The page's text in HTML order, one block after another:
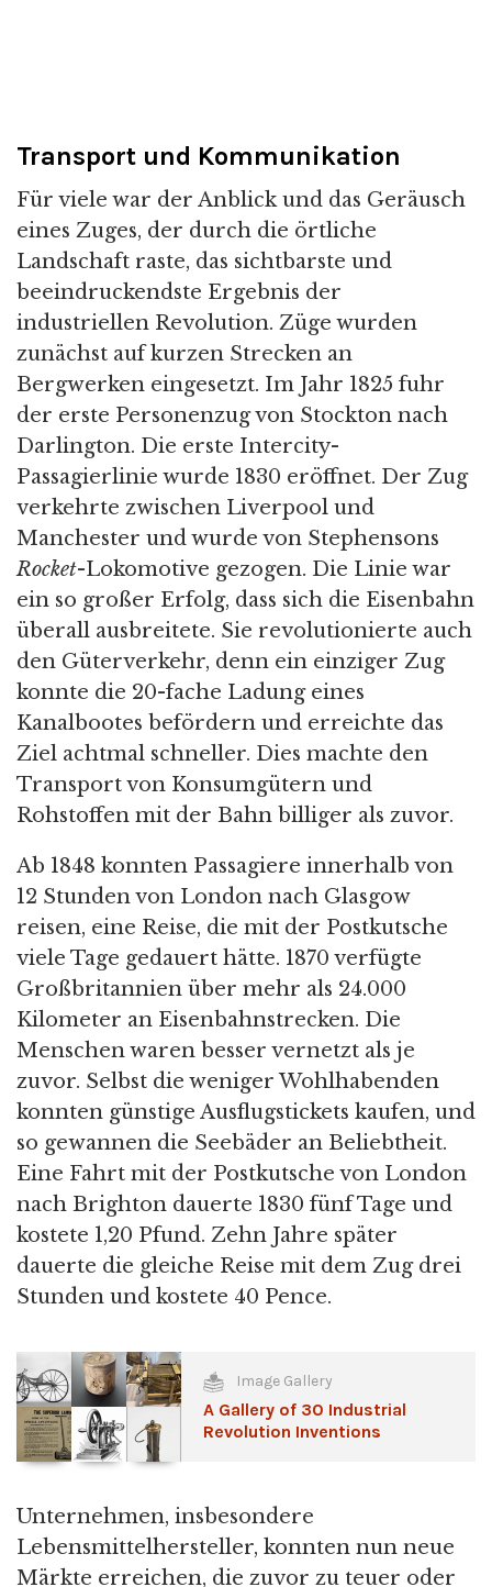
Transport und Kommunikation
Für viele war der Anblick und das Geräusch
eines Zuges, der durch die örtliche
Landschaft raste, das sichtbarste und
beeindruckendste Ergebnis der
industriellen Revolution. Züge wurden
zunächst auf kurzen Strecken an
Bergwerken eingesetzt. Im Jahr 1825 fuhr
der erste Personenzug von Stockton nach
Darlington. Die erste Intercity-
Passagierlinie wurde 1830 eröffnet. Der Zug
verkehrte zwischen Liverpool und
Manchester und wurde von Stephensons
Rocket-Lokomotive gezogen. Die Linie war
ein so großer Erfolg, dass sich die Eisenbahn
überall ausbreitete. Sie revolutionierte auch
den Güterverkehr, denn ein einziger Zug
konnte die 20-fache Ladung eines
Kanalbootes befördern und erreichte das
Ziel achtmal schneller. Dies machte den
Transport von Konsumgütern und
Rohstoffen mit der Bahn billiger als zuvor.
Ab 1848 konnten Passagiere innerhalb von
12 Stunden von London nach Glasgow
reisen, eine Reise, die mit der Postkutsche
viele Tage gedauert hätte. 1870 verfügte
Großbritannien über mehr als 24.000
Kilometer an Eisenbahnstrecken. Die
Menschen waren besser vernetzt als je
zuvor. Selbst die weniger Wohlhabenden
konnten günstige Ausflugstickets kaufen, und
so gewannen die Seebäder an Beliebtheit.
Eine Fahrt mit der Postkutsche von London
nach Brighton dauerte 1830 fünf Tage und
kostete 1,20 Pfund. Zehn Jahre später
dauerte die gleiche Reise mit dem Zug drei
Stunden und kostete 40 Pence.
Image Gallery
A Gallery of 30 Industrial
Revolution Inventions
Unternehmen, insbesondere
Lebensmittelhersteller, konnten nun neue
Märkte erreichen, die zuvor zu teuer oder